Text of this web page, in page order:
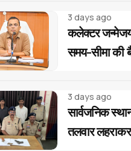
3 days ago
कलेक्टर जन्मेजय
समय-सीमा की
3 days ago
सार्वजनिक
तलवार